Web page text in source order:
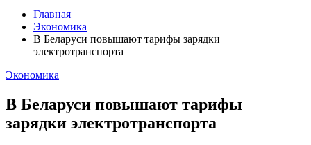
Главная
Экономика
В Беларуси повышают тарифы зарядки
электротранспорта
Экономика
В Беларуси повышают тарифы
зарядки электротранспорта